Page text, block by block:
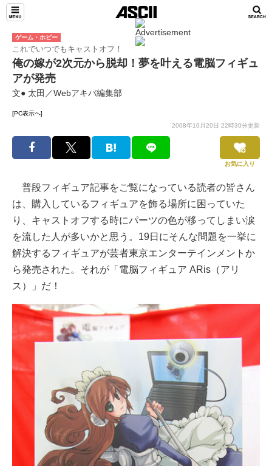
ゲーム・ホビー
これでいつでもキャストオフ！
俺の嫁が2次元から脱却！夢を叶える電脳フィギュ
アが発売
文● 太田／Webアキバ編集部
[PC表示へ]
2008年10月20日 22時30分更新
お気に入り
普段フィギュア記事をご覧になっている読者の皆さん
は、購入しているフィギュアを飾る場所に困っていた
り、キャストオフする時にパーツの色が移ってしまい涙
を流した人が多いかと思う。19日にそんな問題を一挙に
解決するフィギュアが芸者東京エンターテインメントか
ら発売された。それが「電脳フィギュア ARis（アリ
ス）」だ！